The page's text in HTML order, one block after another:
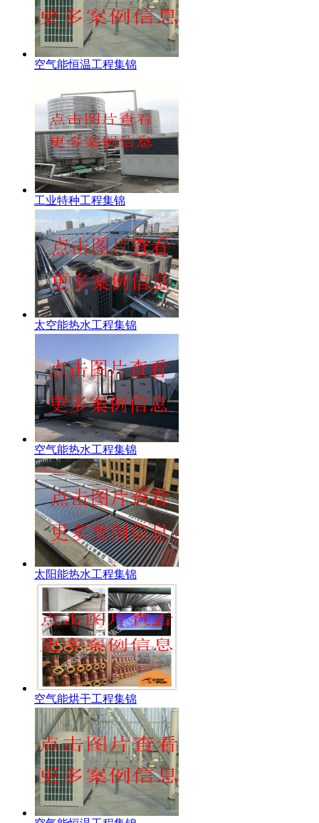
空气能恒温工程集锦
工业特种工程集锦
太空能热水工程集锦
空气能热水工程集锦
太阳能热水工程集锦
空气能烘干工程集锦